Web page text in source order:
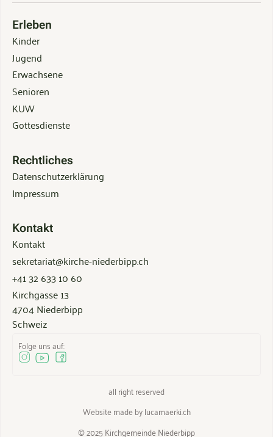
Erleben
Kinder
Jugend
Erwachsene
Senioren
KUW
Gottesdienste
Rechtliches
Datenschutzerklärung
Impressum
Kontakt
Kontakt
sekretariat@kirche-niederbipp.ch
+41 32 633 10 60
Kirchgasse 13
4704 Niederbipp
Schweiz
Folge uns auf:
all right reserved
Website made by lucamaerki.ch
©2025 Kirchgemeinde Niederbipp